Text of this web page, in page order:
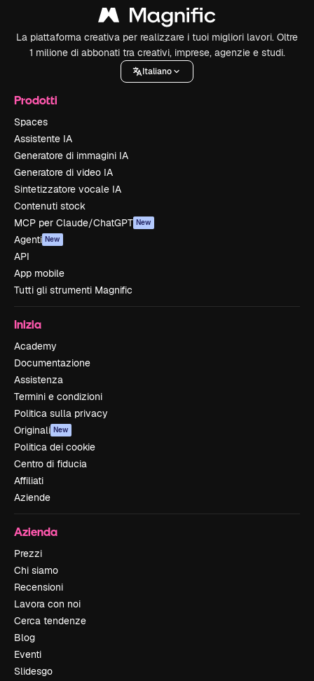
La piattaforma creativa per realizzare i tuoi migliori lavori. Oltre
1 milione di abbonati tra creativi, imprese, agenzie e studi.
Italiano
Prodotti
Spaces
Assistente IA
Generatore di immagini IA
Generatore di video IA
Sintetizzatore vocale IA
Contenuti stock
MCP per Claude/ChatGPT New
Agenti New
API
App mobile
Tutti gli strumenti Magnific
Inizia
Academy
Documentazione
Assistenza
Termini e condizioni
Politica sulla privacy
Originali New
Politica dei cookie
Centro di fiducia
Affiliati
Aziende
Azienda
Prezzi
Chi siamo
Recensioni
Lavora con noi
Cerca tendenze
Blog
Eventi
Slidesgo